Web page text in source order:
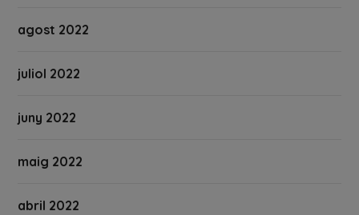
agost 2022
juliol 2022
juny 2022
maig 2022
abril 2022